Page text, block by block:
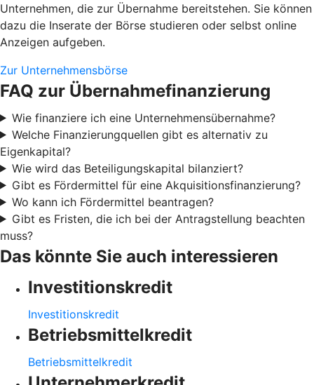
Unternehmen, die zur Übernahme bereitstehen. Sie können
dazu die Inserate der Börse studieren oder selbst online
Anzeigen aufgeben.
Zur Unternehmensbörse
FAQ zur Übernahmefinanzierung
Wie finanziere ich eine Unternehmensübernahme?
Welche Finanzierungquellen gibt es alternativ zu
Eigenkapital?
Wie wird das Beteiligungskapital bilanziert?
Gibt es Fördermittel für eine Akquisitionsfinanzierung?
Wo kann ich Fördermittel beantragen?
Gibt es Fristen, die ich bei der Antragstellung beachten
muss?
Das könnte Sie auch interessieren
Investitionskredit
Investitionskredit
Betriebsmittelkredit
Betriebsmittelkredit